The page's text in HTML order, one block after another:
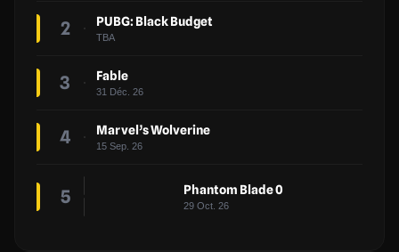
2 PUBG: Black Budget
TBA
3 Fable
31 Déc. 26
4 Marvel’s Wolverine
15 Sep. 26
5 Phantom Blade 0
29 Oct. 26